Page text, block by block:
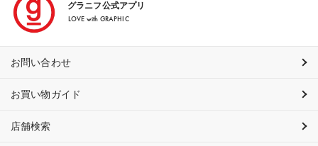
グラニフ公式アプリ
LOVE with GRAPHIC
お問い合わせ
お買い物ガイド
店舗検索